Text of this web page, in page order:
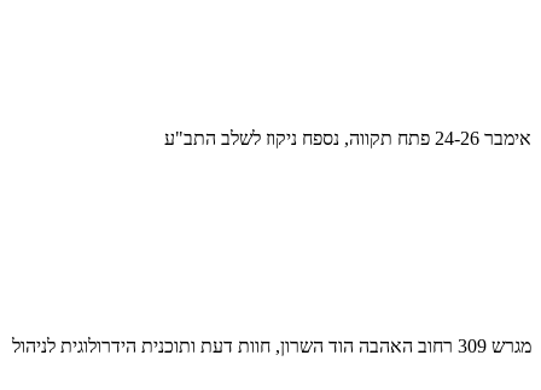
אימבר 24-26 פתח תקווה, נספח ניקוז לשלב התב"ע
מגרש 309 רחוב האהבה הוד השרון, חוות דעת ותוכנית הידרולוגית לניהול